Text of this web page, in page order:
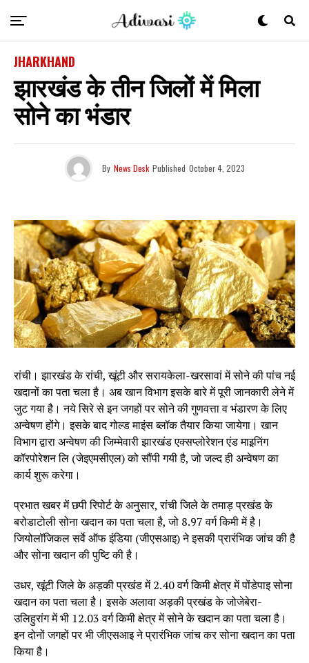
JHARKHAND
झारखंड के तीन जिलों में मिला
सोने का भंडार
By News Desk Published October 4, 2023
रांची। झारखंड के रांची, खूंटी और सरायकेला-खरसावां में सोने की पांच नई
खदानों का पता चला है। अब खान विभाग इसके बारे में पूरी जानकारी लेने में
जुट गया है। नये सिरे से इन जगहों पर सोने की गुणवत्ता व भंडारण के लिए
अन्वेषण होंगे। इसके बाद गोल्ड माइंस ब्लॉक तैयार किया जायेगा। खान
विभाग द्वारा अन्वेषण की जिम्मेवारी झारखंड एक्सप्लोरेशन एंड माइ़निंग
कॉरपोरेशन लि (जेइएमसीएल) को सौंपी गयी है, जो जल्द ही अन्वेषण का
कार्य शुरू करेगा।
प्रभात खबर में छपी रिपोर्ट के अनुसार, रांची जिले के तमाड़ प्रखंड के
बरोडाटोली सोना खदान का पता चला है, जो 8.97 वर्ग किमी में है।
जियोलॉजिकल सर्वे ऑफ इंडिया (जीएसआइ) ने इसकी प्रारंभिक जांच की है
और सोना खदान की पुष्टि की है।
उधर, खूंटी जिले के अड़की प्रखंड में 2.40 वर्ग किमी क्षेत्र में पोंडेपाइ सोना
खदान का पता चला है। इसके अलावा अड़की प्रखंड के जोजेबेरा-
उलिहुरांग में भी 12.03 वर्ग किमी क्षेत्र में सोने के खदान का पता चला है।
इन दोनों जगहों पर भी जीएसआइ ने प्रारंभिक जांच कर सोना खदान का पता
किया है।